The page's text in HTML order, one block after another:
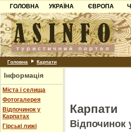
ГОЛОВНА
УКРАЇНА
Карпати
Азов
Причорноморря
Шацьк
ЄВРОПА
Чорногорія
Хорватія
Болгарія
Головна Карпати
Інформація
Міста і селища
Фотогалерея
Відпочинок у
Карпатах
Гірські лижі
Карпати
Відпочинок